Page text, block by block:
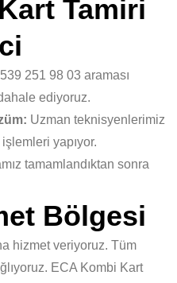
Tamiri
251 98 03 araması
ediyoruz.
Uzman teknisyenlerimiz
yapıyor.
tamamlandıktan sonra
Bölgesi
hizmet veriyoruz. Tüm
ECA Kombi Kart